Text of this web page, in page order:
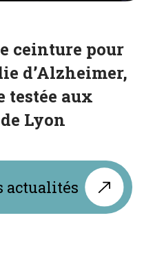
de
ceinture pour
d’Alzheimer,
testée aux
Lyon
actualités